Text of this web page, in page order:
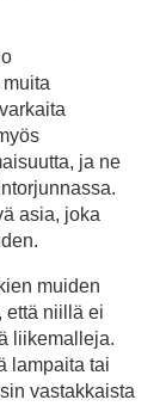
ja ne
asia, joka
muiden
että niillä ei
liikemalleja.
lampaita tai
vastakkaista